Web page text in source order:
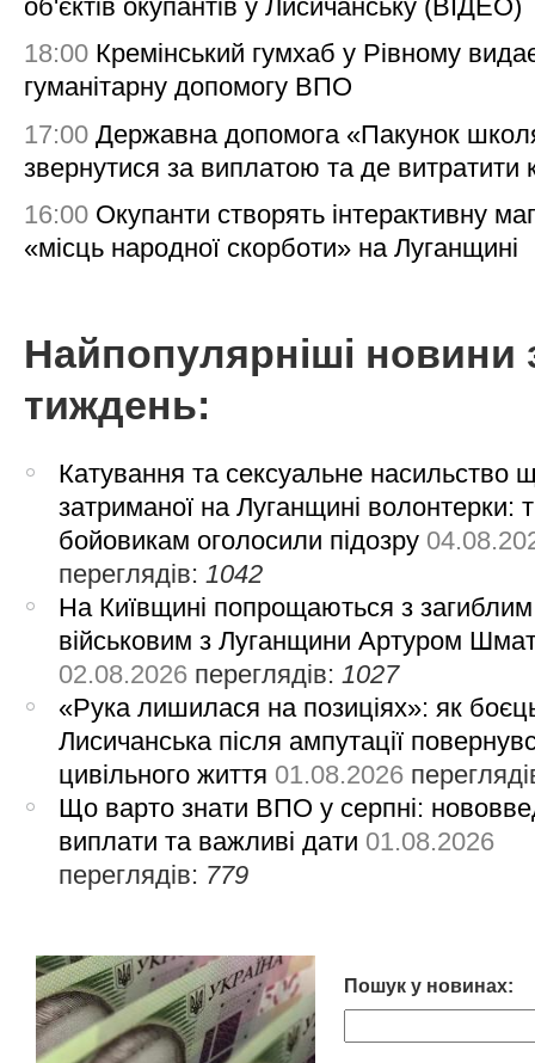
об'єктів окупантів у Лисичанську (ВІДЕО)
18:00 Кремінський гумхаб у Рівному
гуманітарну допомогу ВПО
17:00 Державна допомога «Пакунок
звернутися за виплатою та де витратити
16:00 Окупанти створять інтерактивну
«місць народної скорботи» на Луганщині
Найпопулярніші новини
тиждень:
Катування та сексуальне насильство
затриманої на Луганщині волонтерки:
бойовикам оголосили підозру
переглядів: 1042
На Київщині попрощаються з загиблим
військовим з Луганщини Артуром
02.08.2026 переглядів: 1027
«Рука лишилася на позиціях»: як
Лисичанська після ампутації
цивільного життя 01.08.2026
Що варто знати ВПО у серпні:
виплати та важливі дати 01.08.2026
переглядів: 779
Пошук у новинах: